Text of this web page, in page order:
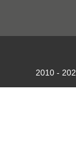
2010 -